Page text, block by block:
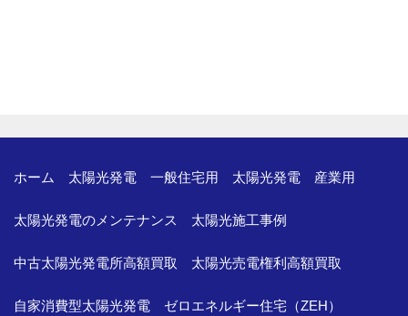
ホーム 太陽光発電 一般住宅用 太陽光発電 産業用
太陽光発電のメンテナンス 太陽光施工事例
中古太陽光発電所高額買取 太陽光売電権利高額買取
自家消費型太陽光発電 ゼロエネルギー住宅（ZEH）